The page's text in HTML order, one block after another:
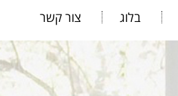
בלוג צור קשר